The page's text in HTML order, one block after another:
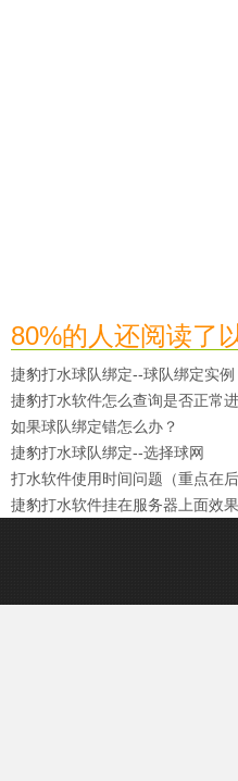
80%的人还阅读了
捷豹打水球队绑定--球队绑定实例
捷豹打水软件怎么查询是否正常
如果球队绑定错怎么办？
捷豹打水球队绑定--选择球网
打水软件使用时间问题（重点在后
捷豹打水软件挂在服务器上面效